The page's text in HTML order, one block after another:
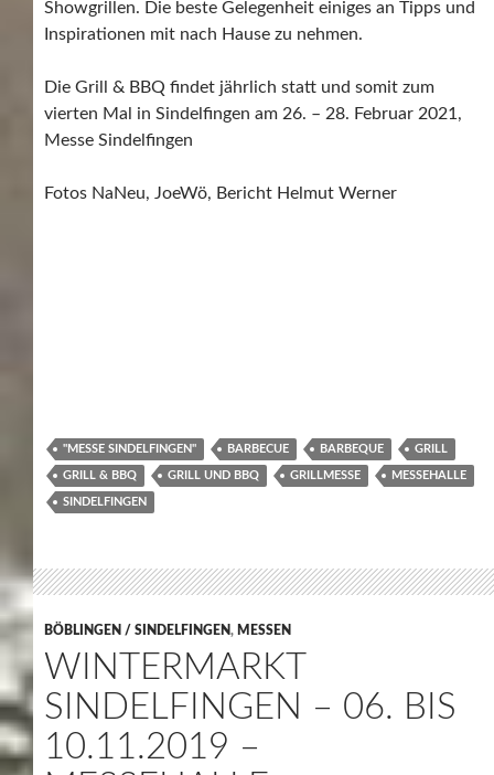
Showgrillen. Die beste Gelegenheit einiges an Tipps und
Inspirationen mit nach Hause zu nehmen.
Die Grill & BBQ findet jährlich statt und somit zum
vierten Mal in Sindelfingen am 26. – 28. Februar 2021,
Messe Sindelfingen
Fotos NaNeu, JoeWö, Bericht Helmut Werner
"MESSE SINDELFINGEN" BARBECUE BARBEQUE GRILL
GRILL & BBQ GRILL UND BBQ GRILLMESSE MESSEHALLE
SINDELFINGEN
BÖBLINGEN / SINDELFINGEN, MESSEN
WINTERMARKT
SINDELFINGEN – 06. BIS
10.11.2019 –